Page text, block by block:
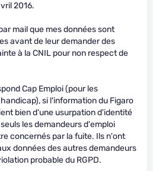
2016.
mail que mes données sont
avant de leur demander des
à la CNIL pour non respect de
Cap Emploi (pour les
si l'information du Figaro
bien d'une usurpation d'identité
les demandeurs d'emploi
concernés par la fuite. Ils n'ont
données des autres demandeurs
probable du RGPD.